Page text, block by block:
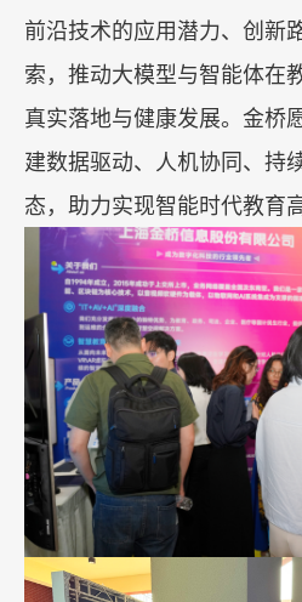
前沿技术的应用潜力、创新
索，推动大模型与智能体在
真实落地与健康发展。金桥
建数据驱动、人机协同、持
态，助力实现智能时代教育